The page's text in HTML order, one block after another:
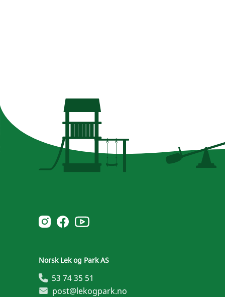
Norsk Leg & Park instagram
Norsk Leg & Park facebook
Norsk Leg & Park youtube
Norsk Lek og Park AS
53 74 35 51
post@lekogpark.no